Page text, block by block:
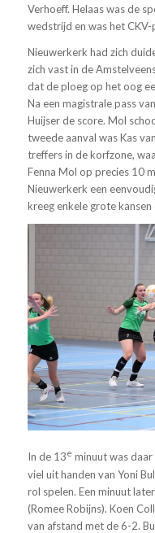
Verhoeff. Helaas was de
wedstrijd en was het
Nieuwerkerk had zich
zich vast in de
dat de ploeg op het oog
Na een magistrale pass
Huijser de score. Mol
tweede aanval was Kas
treffers in de korfzone,
Fenna Mol op precies 10
Nieuwerkerk een
kreeg enkele grote
In de 13e minuut was
viel uit handen van Yoni
rol spelen. Een minuut
(Romee Robijns). Koen
van afstand met de 6-2.